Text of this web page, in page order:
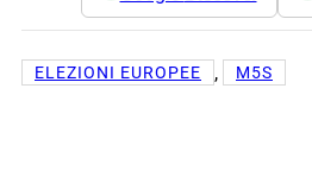
ELEZIONI EUROPEE , M5S